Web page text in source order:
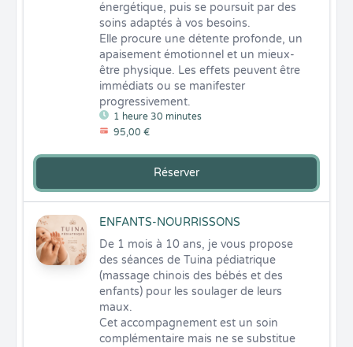
1 heure 30 minutes
95,00 €
énergétique, puis se poursuit par des
soins adaptés à vos besoins.
Elle procure une détente profonde, un
apaisement émotionnel et un mieux-
être physique. Les effets peuvent être
immédiats ou se manifester
progressivement.
Réserver
ENFANTS-NOURRISSONS
De 1 mois à 10 ans, je vous propose
des séances de Tuina pédiatrique
(massage chinois des bébés et des
enfants) pour les soulager de leurs
maux.
Cet accompagnement est un soin
complémentaire mais ne se substitue